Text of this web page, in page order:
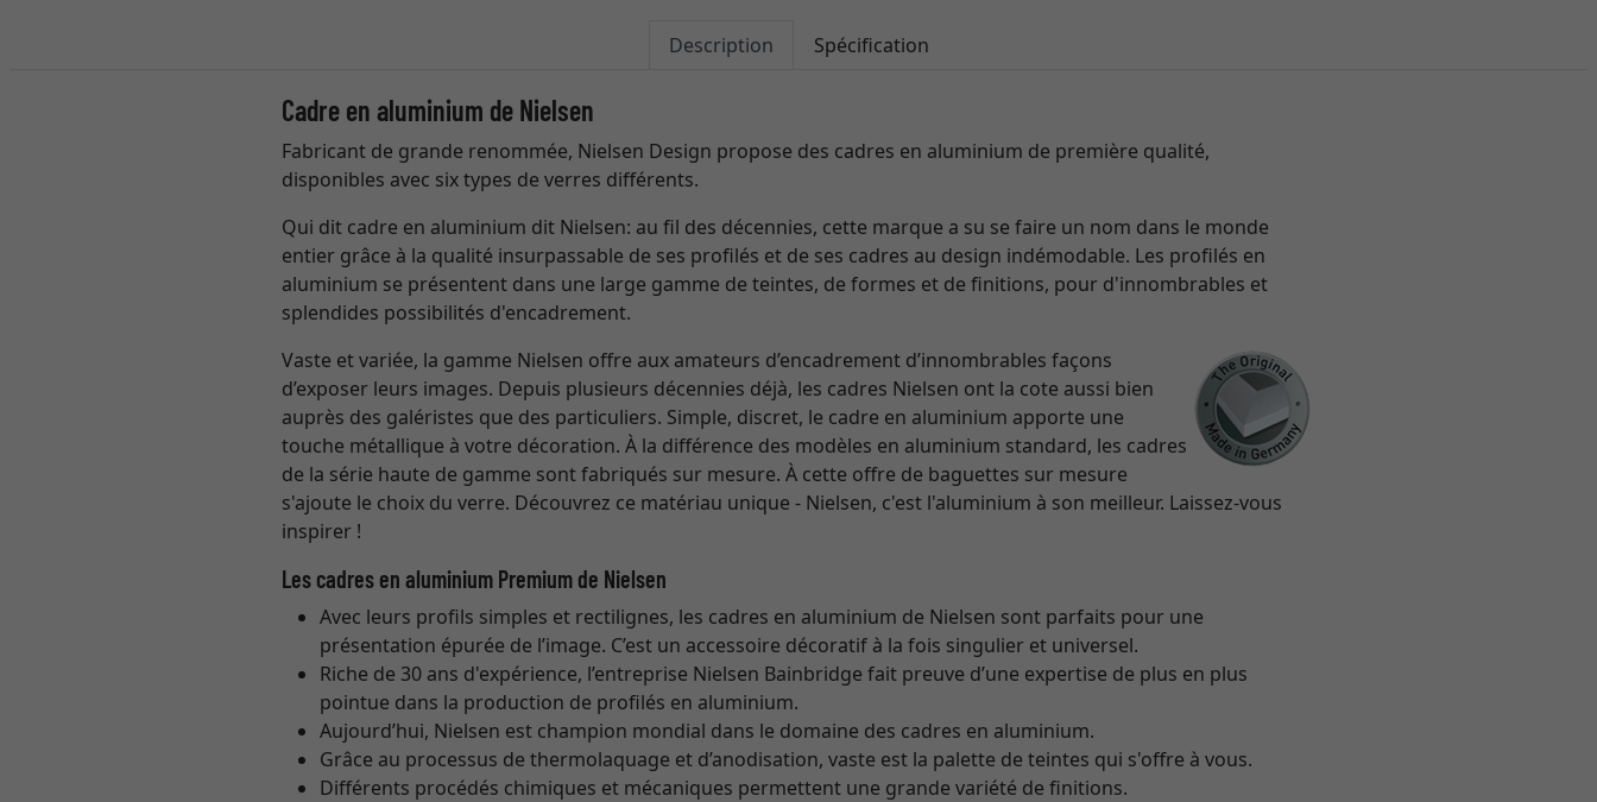
Description Spécification
Cadre en aluminium de Nielsen
Fabricant de grande renommée, Nielsen Design propose des cadres en aluminium de première qualité,
disponibles avec six types de verres différents.
Qui dit cadre en aluminium dit Nielsen: au fil des décennies, cette marque a su se faire un nom dans le monde
entier grâce à la qualité insurpassable de ses profilés et de ses cadres au design indémodable. Les profilés en
aluminium se présentent dans une large gamme de teintes, de formes et de finitions, pour d'innombrables et
splendides possibilités d'encadrement.
Vaste et variée, la gamme Nielsen offre aux amateurs d’encadrement d’innombrables façons
d’exposer leurs images. Depuis plusieurs décennies déjà, les cadres Nielsen ont la cote aussi bien
auprès des galéristes que des particuliers. Simple, discret, le cadre en aluminium apporte une
touche métallique à votre décoration. À la différence des modèles en aluminium standard, les cadres
de la série haute de gamme sont fabriqués sur mesure. À cette offre de baguettes sur mesure
s'ajoute le choix du verre. Découvrez ce matériau unique - Nielsen, c'est l'aluminium à son meilleur. Laissez-vous
inspirer !
Les cadres en aluminium Premium de Nielsen
Avec leurs profils simples et rectilignes, les cadres en aluminium de Nielsen sont parfaits pour une
présentation épurée de l’image. C’est un accessoire décoratif à la fois singulier et universel.
Riche de 30 ans d'expérience, l’entreprise Nielsen Bainbridge fait preuve d’une expertise de plus en plus
pointue dans la production de profilés en aluminium.
Aujourd’hui, Nielsen est champion mondial dans le domaine des cadres en aluminium.
Grâce au processus de thermolaquage et d’anodisation, vaste est la palette de teintes qui s'offre à vous.
Différents procédés chimiques et mécaniques permettent une grande variété de finitions.